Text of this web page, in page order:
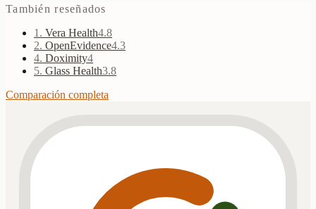
También reseñados
1 . Vera Health4.8
2. OpenEvidence4.3
4. Doximity4
5. Glass Health3.8
Comparación completa